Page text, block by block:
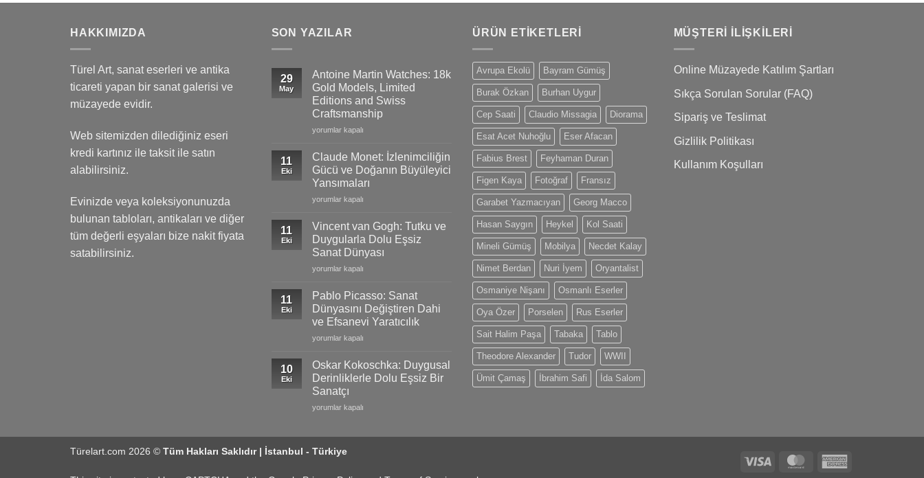
HAKKIMIZDA
Türel Art, sanat eserleri ve antika
ticareti yapan bir sanat galerisi ve
müzayede evidir.
Web sitemizden dilediğiniz eseri
kredi kartınız ile taksit ile satın
alabilirsiniz.
Evinizde veya koleksiyonunuzda
bulunan tabloları, antikaları ve diğer
tüm değerli eşyaları bize nakit fiyata
satabilirsiniz.
SON YAZILAR
29
May
Antoine Martin Watches: 18k
Gold Models, Limited
Editions and Swiss
Craftsmanship
Antoine
Watches:
18k
Gold
Models,
Limited
and
Swiss
Craftsmanship
için
yorumlar kapalı
11
Eki
Claude Monet: İzlenimciliğin
Gücü ve Doğanın Büyüleyici
Yansımaları
Claude
İzlenimciliğin
Gücü
ve
Doğanın
Büyüleyici
için
yorumlar kapalı
11
Eki
Vincent van Gogh: Tutku ve
Duygularla Dolu Eşsiz
Sanat Dünyası
Vincent
Gogh:
Tutku
ve
Duygularla
Dolu
Sanat
Dünyası
için
yorumlar kapalı
11
Eki
Pablo Picasso: Sanat
Dünyasını Değiştiren Dahi
ve Efsanevi Yaratıcılık
Pablo
Sanat
Dünyasını
Değiştiren
Dahi
ve
yorumlar kapalı
10
Eki
Oskar Kokoschka: Duygusal
Derinliklerle Dolu Eşsiz Bir
Sanatçı
Oskar
Dolu
yorumlar kapalı
ÜRÜN ETIKETLERI
Avrupa Ekolü Bayram Gümüş
Burak Özkan Burhan Uygur
Cep Saati Claudio Missagia Diorama
Esat Acet Nuhoğlu Eser Afacan
Fabius Brest Feyhaman Duran
Figen Kaya Fotoğraf Fransız
Garabet Yazmacıyan Georg Macco
Hasan Saygın Heykel Kol Saati
Mineli Gümüş Mobilya Necdet Kalay
Nimet Berdan Nuri İyem Oryantalist
Osmaniye Nişanı Osmanlı Eserler
Oya Özer Porselen Rus Eserler
Sait Halim Paşa Tabaka Tablo
Theodore Alexander Tudor WWII
Ümit Çamaş İbrahim Safi İda Salom
MÜŞTERI İLIŞKILERI
Online Müzayede Katılım Şartları
Sıkça Sorulan Sorular (FAQ)
Sipariş ve Teslimat
Gizlilik Politikası
Kullanım Koşulları
Visa MasterCard
Türelart.com 2026 © Tüm Hakları Saklıdır | İstanbul - Türkiye